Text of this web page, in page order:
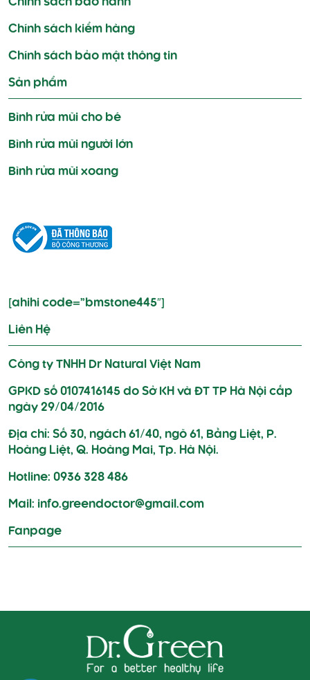
Chính sách kiểm hàng
Chính sách bảo mật thông tin
Sản phẩm
Bình rửa mũi cho bé
Bình rửa mũi người lớn
Bình rửa mũi xoang
[ahihi code=”bmstone445″]
Liên Hệ
Công ty TNHH Dr Natural Việt Nam
GPKD số 0107416145 do Sở KH và ĐT TP Hà Nội cấp
ngày 29/04/2016
Địa chỉ: Số 30, ngách 61/40, ngõ 61, Bằng Liệt, P.
Hoàng Liệt, Q. Hoàng Mai, Tp. Hà Nội.
Hotline: 0936 328 486
Mail: info.greendoctor@gmail.com
Fanpage